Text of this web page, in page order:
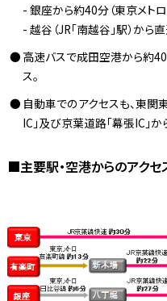
- 銀座から約40分（東京メトロ
- 越谷（JR「南越谷」駅）か
高速バスで成田空港から約
ス。
自動車でのアクセスも、東関
IC」及び京葉道路「幕張IC」か
■主要駅・空港からのアクセ